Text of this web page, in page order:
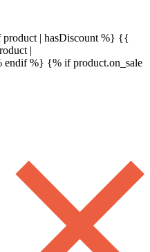
| hasDiscount %} {{
|
endif %} {% if product.on_sale